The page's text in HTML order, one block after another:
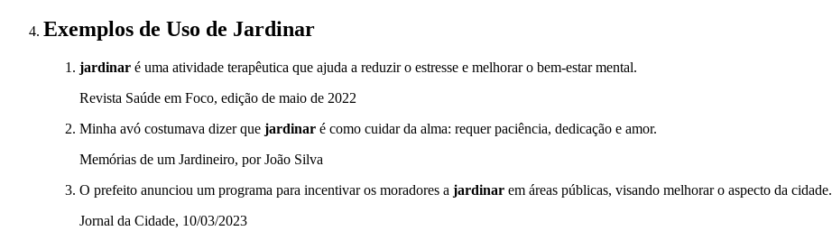
Exemplos de Uso de Jardinar
jardinar é uma atividade terapêutica que ajuda a reduzir o estresse e melhorar o bem-estar mental.
Revista Saúde em Foco, edição de maio de 2022
Minha avó costumava dizer que jardinar é como cuidar da alma: requer paciência, dedicação e amor.
Memórias de um Jardineiro, por João Silva
O prefeito anunciou um programa para incentivar os moradores a jardinar em áreas públicas, visando melhorar o aspecto da cidade.
Jornal da Cidade, 10/03/2023